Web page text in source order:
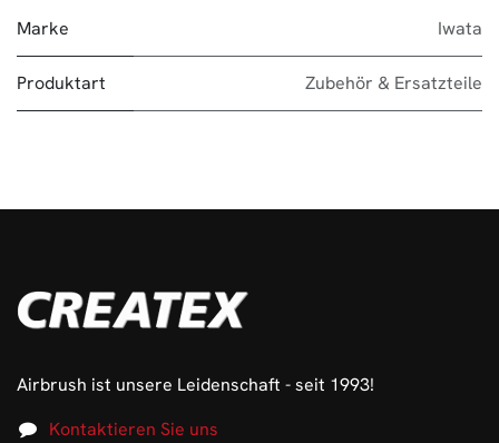
Marke Iwata
Produktart Zubehör & Ersatzteile
Airbrush ist unsere Leidenschaft - seit 1993!
Kontaktieren Sie uns